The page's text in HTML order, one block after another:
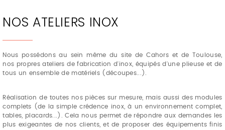
NOS ATELIERS INOX
Nous possédons au sein même du site de Cahors et de Toulouse,
nos propres ateliers de fabrication d'inox, équipés d'une plieuse et de
tous un ensemble de matériels (découpes...).
Réalisation de toutes nos pièces sur mesure, mais aussi des modules
complets (de la simple crédence inox, à un environnement complet,
tables, placards...). Cela nous permet de répondre aux demandes les
plus exigeantes de nos clients, et de proposer des équipements finis